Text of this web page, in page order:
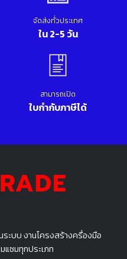
ะบบ งานโครงสร้างครื่องมือ
แซมทุกประเภท
จัดส่งทั่วประเทศ
ใน 2-5 วัน
สามารถเปิด
ใบกำกับภาษีได้